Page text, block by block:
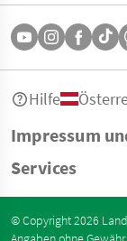
Impressum
Services
Hilfe
© Copyright 2026